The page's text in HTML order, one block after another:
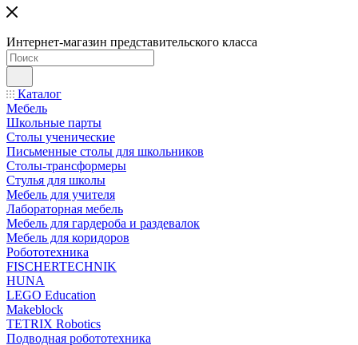
Интернет-магазин представительского класса
Каталог
Мебель
Школьные парты
Столы ученические
Письменные столы для школьников
Столы-трансформеры
Стулья для школы
Мебель для учителя
Лабораторная мебель
Мебель для гардероба и раздевалок
Мебель для коридоров
Робототехника
FISCHERTECHNIK
HUNA
LEGO Education
Makeblock
TETRIX Robotics
Подводная робототехника